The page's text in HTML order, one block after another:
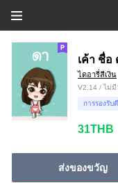
เค้า ชื่อ
ไดอารี่สีเงิน
V2.14 / ไม่
การรองรับ
31THB
ส่งของขวัญ